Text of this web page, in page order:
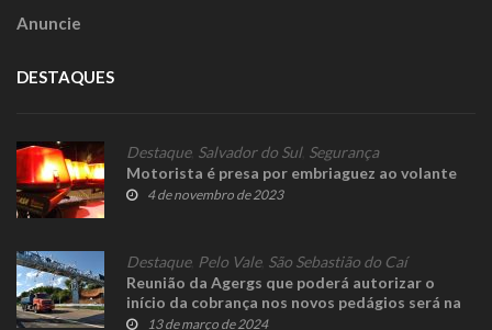
Anuncie
DESTAQUES
Destaque, Salvador do Sul, Segurança
Motorista é presa por embriaguez ao volante
4 de novembro de 2023
Destaque, Pelo Vale, São Sebastião do Caí
Reunião da Agergs que poderá autorizar o
início da cobrança nos novos pedágios será na
próxima terça-feira
13 de março de 2024